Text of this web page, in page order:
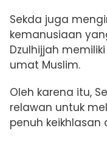
Sekda juga
kemanusiaan
Dzulhijjah
umat Muslim.
Oleh karena itu,
relawan untuk
penuh